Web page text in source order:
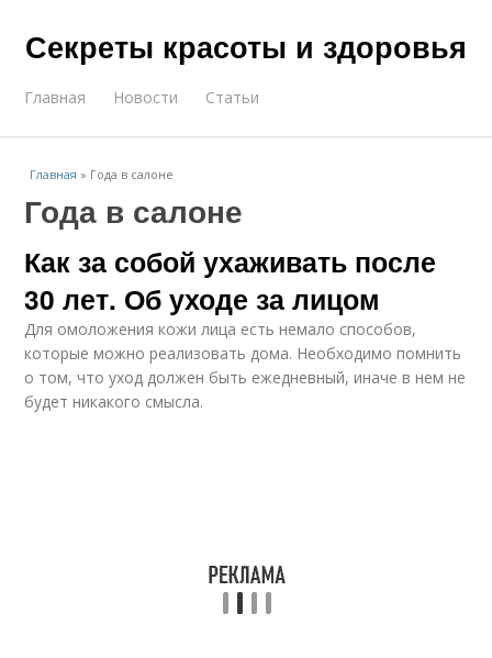
Секреты красоты и здоровья
Главная Новости Статьи
Главная » Года в салоне
Года в салоне
Как за собой ухаживать после
30 лет. Об уходе за лицом
Для омоложения кожи лица есть немало способов,
которые можно реализовать дома. Необходимо помнить
о том, что уход должен быть ежедневный, иначе в нем не
будет никакого смысла.